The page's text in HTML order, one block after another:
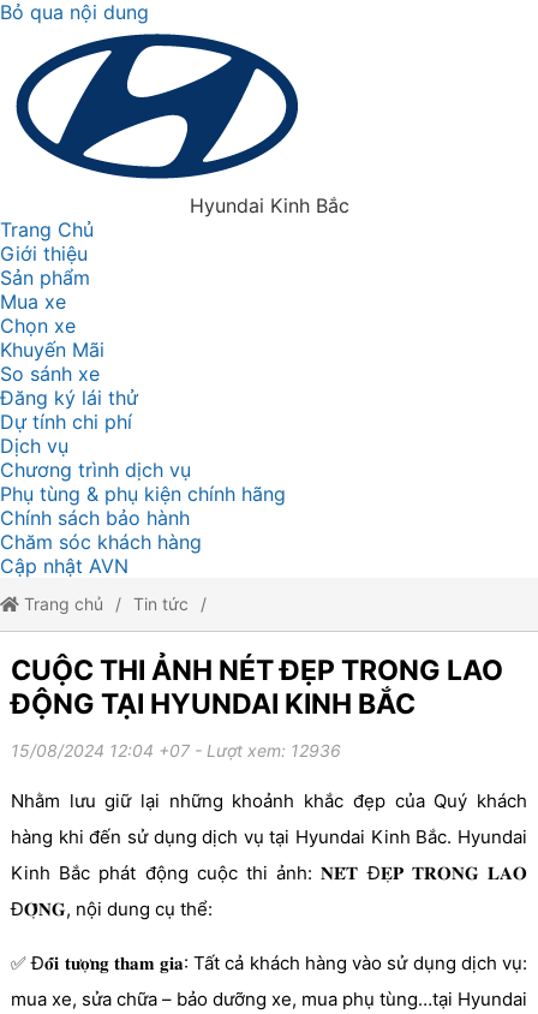
Bỏ qua nội dung
Hyundai Kinh Bắc
Trang Chủ
Giới thiệu
Sản phẩm
Mua xe
Chọn xe
Khuyến Mãi
So sánh xe
Đăng ký lái thử
Dự tính chi phí
Dịch vụ
Chương trình dịch vụ
Phụ tùng & phụ kiện chính hãng
Chính sách bảo hành
Chăm sóc khách hàng
Cập nhật AVN
Trang chủ Tin tức
CUỘC THI ẢNH NÉT ĐẸP TRONG LAO ĐỘNG TẠI HYUNDAI KINH
BẮC
CUỘC THI ẢNH NÉT ĐẸP TRONG LAO
ĐỘNG TẠI HYUNDAI KINH BẮC
15/08/2024 12:04 +07 - Lượt xem: 12936
Nhằm lưu giữ lại những khoảnh khắc đẹp của Quý khách
hàng khi đến sử dụng dịch vụ tại Hyundai Kinh Bắc. Hyundai
Kinh Bắc phát động cuộc thi ảnh: 𝐍𝐄́𝐓 Đ𝐄̣𝐏 𝐓𝐑𝐎𝐍𝐆 𝐋𝐀𝐎
Đ𝐎̣̂𝐍𝐆, nội dung cụ thể:
✅ Đ𝐨̂́𝐢 𝐭𝐮̛𝐨̛̣𝐧𝐠 𝐭𝐡𝐚𝐦 𝐠𝐢𝐚: Tất cả khách hàng vào sử dụng dịch vụ:
mua xe, sửa chữa – bảo dưỡng xe, mua phụ tùng…tại Hyundai